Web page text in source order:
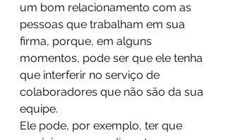
um bom relacionamento com as
pessoas que trabalham em sua
firma, porque, em alguns
momentos, pode ser que ele tenha
que interferir no serviço de
colaboradores que não são da sua
equipe.
Ele pode, por exemplo, ter que